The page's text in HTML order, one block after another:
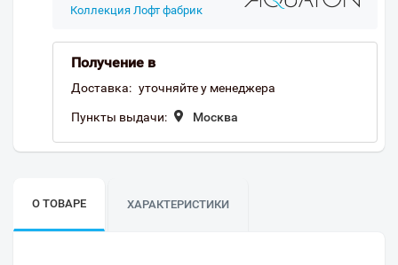
Коллекция Лофт фабрик
Получение в
Доставка: уточняйте у менеджера
Пункты выдачи: Москва
О ТОВАРЕ ХАРАКТЕРИСТИКИ